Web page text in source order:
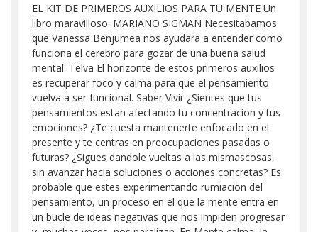
EL KIT DE PRIMEROS AUXILIOS PARA TU MENTE Un
libro maravilloso. MARIANO SIGMAN Necesitabamos
que Vanessa Benjumea nos ayudara a entender como
funciona el cerebro para gozar de una buena salud
mental. Telva El horizonte de estos primeros auxilios
es recuperar foco y calma para que el pensamiento
vuelva a ser funcional. Saber Vivir ¿Sientes que tus
pensamientos estan afectando tu concentracion y tus
emociones? ¿Te cuesta mantenerte enfocado en el
presente y te centras en preocupaciones pasadas o
futuras? ¿Sigues dandole vueltas a las mismascosas,
sin avanzar hacia soluciones o acciones concretas? Es
probable que estes experimentando rumiacion del
pensamiento, un proceso en el que la mente entra en
un bucle de ideas negativas que nos impiden progresar